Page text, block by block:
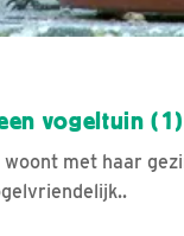
vogeltuin (1)
woont met haar